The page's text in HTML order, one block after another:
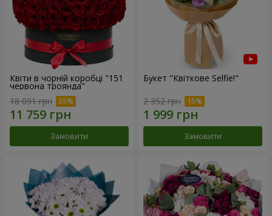
Квіти в чорній коробці "151
червона троянда"
18 091 грн
Замовити
Букет "Квіткове Selfie!"
2 352 грн
Замовити